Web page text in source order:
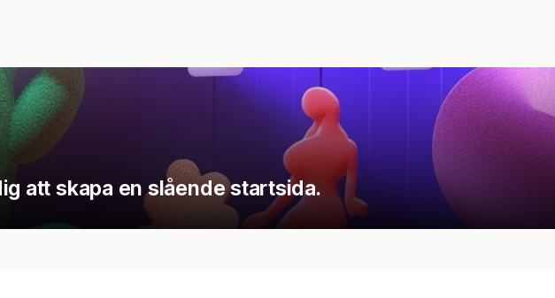
att skapa en slående startsida.